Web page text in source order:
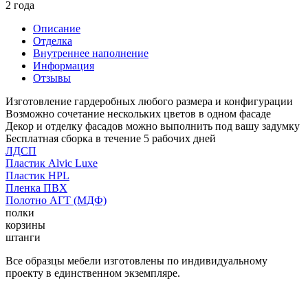
2 года
Описание
Отделка
Внутреннее наполнение
Информация
Отзывы
Изготовление гардеробных любого размера и конфигурации
Возможно сочетание нескольких цветов в одном фасаде
Декор и отделку фасадов можно выполнить под вашу задумку
Бесплатная сборка в течение 5 рабочих дней
ЛДСП
Пластик Alvic Luxe
Пластик HPL
Пленка ПВХ
Полотно АГТ (МДФ)
полки
корзины
штанги
Все образцы мебели изготовлены по индивидуальному
проекту в единственном экземпляре.